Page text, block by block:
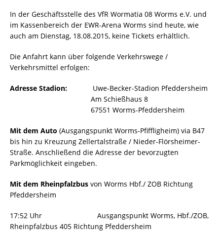
In der Geschäftsstelle des VfR Wormatia 08 Worms e.V. und
im Kassenbereich der EWR-Arena Worms sind heute, wie
auch am Dienstag, 18.08.2015, keine Tickets erhältlich.
Die Anfahrt kann über folgende Verkehrswege /
Verkehrsmittel erfolgen:
Adresse Stadion: Uwe-Becker-Stadion Pfeddersheim
Am Schießhaus 8
67551 Worms-Pfeddersheim
Mit dem Auto (Ausgangspunkt Worms-Pfiffligheim) via B47
bis hin zu Kreuzung Zellertalstraße / Nieder-Flörsheimer-
Straße. Anschließend die Adresse der bevorzugten
Parkmöglichkeit eingeben.
Mit dem Rheinpfalzbus von Worms Hbf./ ZOB Richtung
Pfeddersheim
17:52 Uhr Ausgangspunkt Worms, Hbf./ZOB,
Rheinpfalzbus 405 Richtung Pfeddersheim